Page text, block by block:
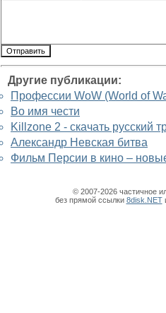
Другие публикации:
Профессии WoW (World of
Во имя чести
Killzone 2 - скачать русский
Александр Невская битва
Фильм Персии в кино –
© 2007-2026 частичное
без прямой ссылки 8disk.NET